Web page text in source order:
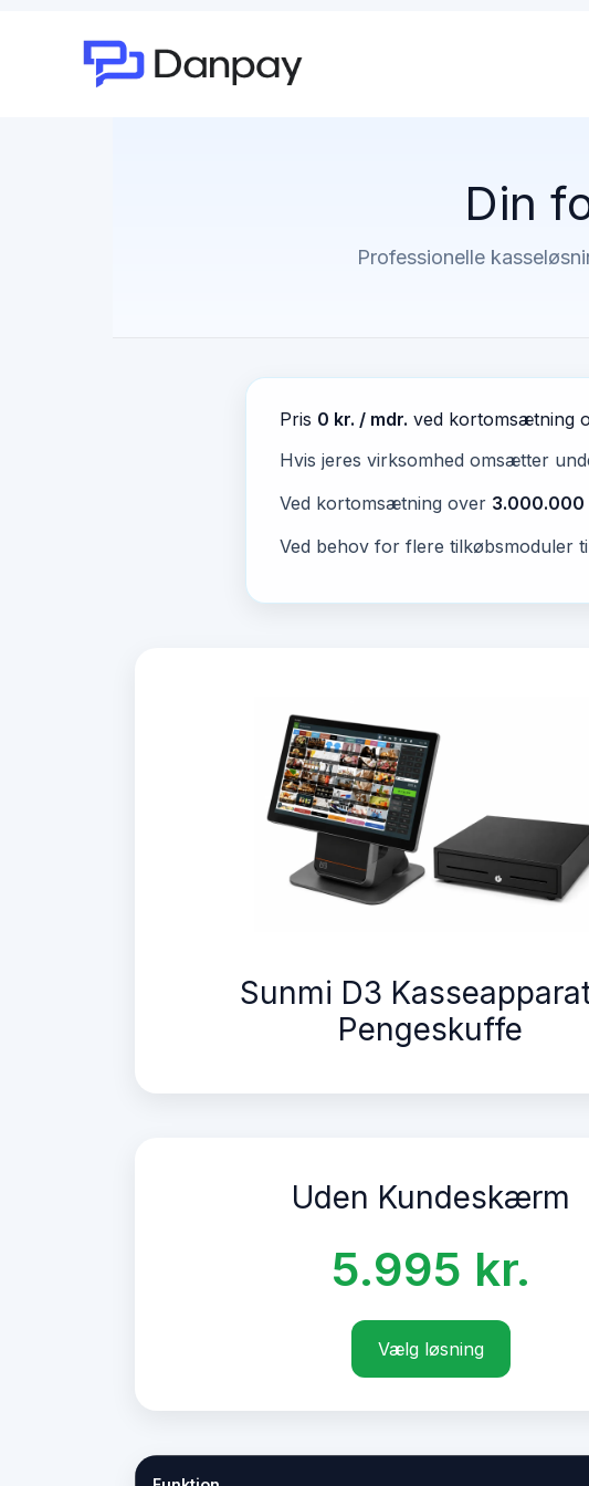
Din
Professionelle
Pris 0 kr. / mdr. ved kortomsætning
Hvis jeres virksomhed omsætter
Ved kortomsætning over 3.000.000
Ved behov for flere tilkøbsmoduler
Sunmi D3
Pengeskuffe
Uden Kundeskærm
5.995 kr.
Vælg løsning